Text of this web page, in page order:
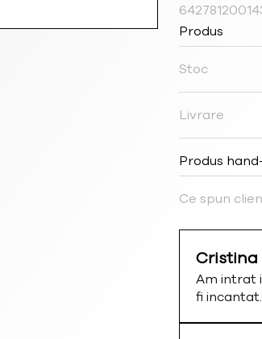
Produs
Stoc
Livrare
Produs
Ce spun
Cristina
Am intrat
fi incantat.